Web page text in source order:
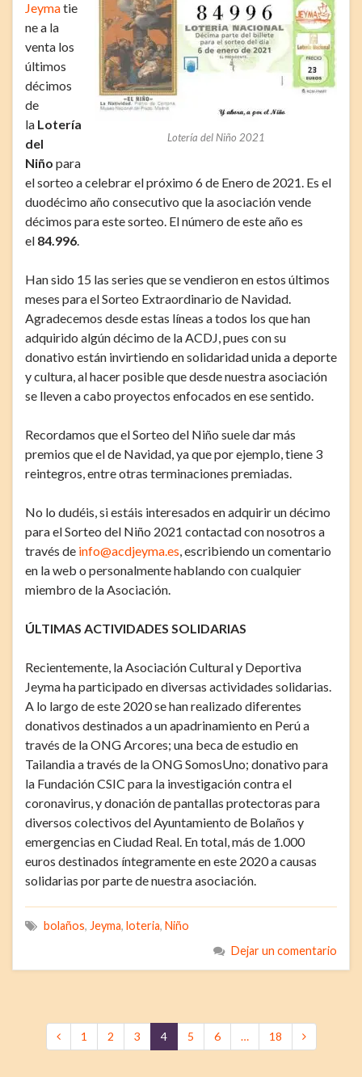
Lotería del Niño 2021
Jeymatie
ne a la
venta los
últimos
décimos
de
la Lotería
del
Niño para
el sorteo a celebrar el próximo 6 de Enero de 2021. Es el
duodécimo año consecutivo que la asociación vende
décimos para este sorteo. El número de este año es
el 84.996
Han sido 15 las series que se vendieron en estos últimos
meses para el Sorteo Extraordinario de Navidad.
Agradecemos desde estas líneas a todos los que han
adquirido algún décimo de la ACDJ, pues con su
donativo están invirtiendo en solidaridad unida a deporte
y cultura, al hacer posible que desde nuestra asociación
se lleven a cabo proyectos enfocados en ese sentido.
Recordamos que el Sorteo del Niño suele dar más
premios que el de Navidad, ya que por ejemplo, tiene 3
reintegros, entre otras terminaciones premiadas.
No lo dudéis, si estáis interesados en adquirir un décimo
para el Sorteo del Niño 2021 contactad con nosotros a
través de info@acdjeyma.es , escribiendo un comentario
en la web o personalmente hablando con cualquier
miembro de la Asociación.
ÚLTIMAS ACTIVIDADES SOLIDARIAS
Recientemente, la Asociación Cultural y Deportiva
Jeyma ha participado en diversas actividades solidarias.
A lo largo de este 2020 se han realizado diferentes
donativos destinados a un apadrinamiento en Perú a
través de la ONG Arcores; una beca de estudio en
Tailandia a través de la ONG SomosUno; donativo para
la Fundación CSIC para la investigación contra el
coronavirus, y donación de pantallas protectoras para
diversos colectivos del Ayuntamiento de Bolaños y
emergencias en Ciudad Real. En total, más de 1.000
euros destinados íntegramente en este 2020 a causas
solidarias por parte de nuestra asociación.
bolaños, Jeyma, loteria, Niño
Dejar un comentario
1 2 3 4 5 6 … 18